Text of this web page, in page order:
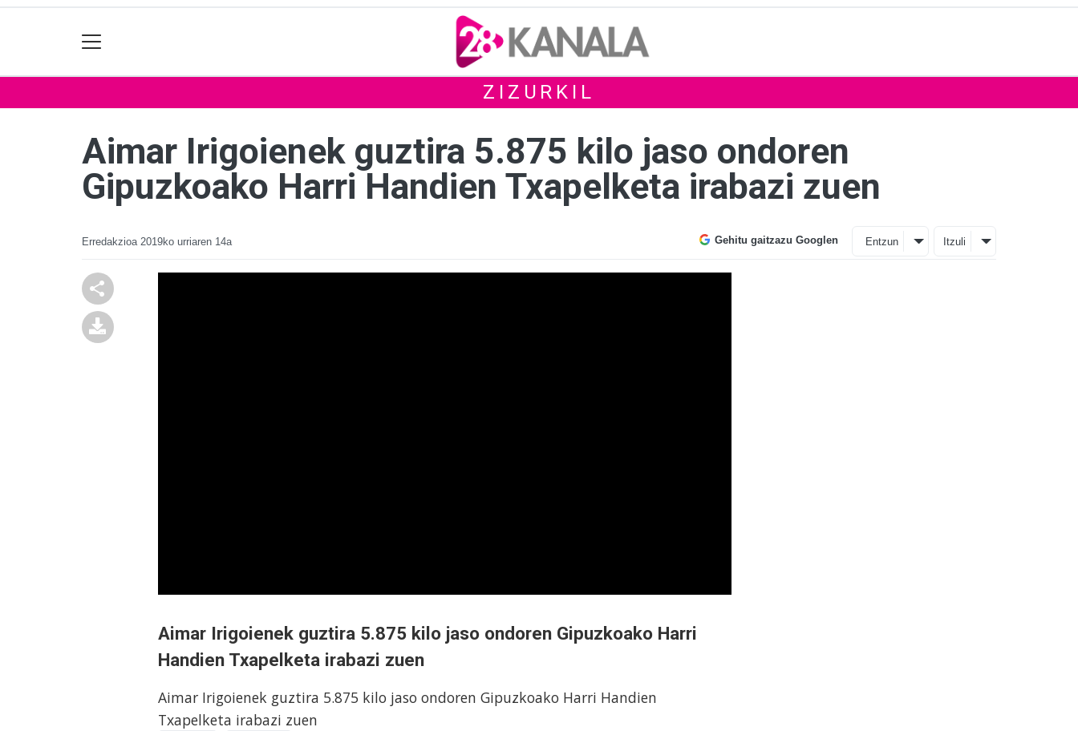
ZIZURKIL
Aimar Irigoienek guztira 5.875 kilo jaso ondoren
Gipuzkoako Harri Handien Txapelketa irabazi zuen
Erredakzioa 2019ko urriaren 14a Gehitu gaitzazu Googlen Entzun Itzuli
Aimar Irigoienek guztira 5.875 kilo jaso ondoren Gipuzkoako Harri
Handien Txapelketa irabazi zuen
Aimar Irigoienek guztira 5.875 kilo jaso ondoren Gipuzkoako Harri Handien
Txapelketa irabazi zuen